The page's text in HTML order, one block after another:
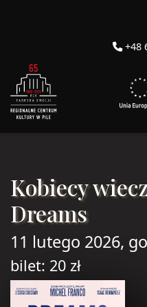
+48
Kobiecy
Dreams
11 lutego 2026,
bilet: 20 zł